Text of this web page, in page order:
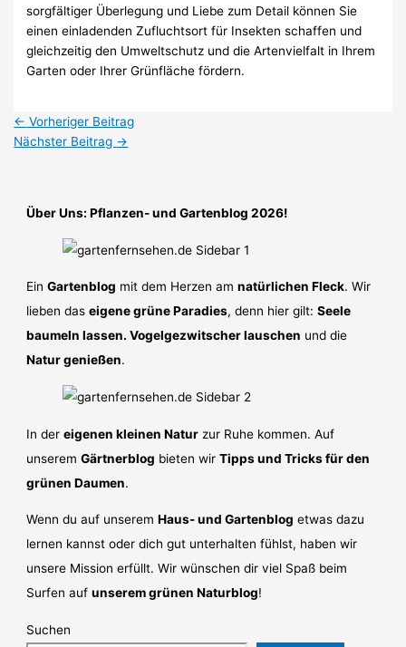
sorgfältiger Überlegung und Liebe zum Detail können Sie
einen einladenden Zufluchtsort für Insekten schaffen und
gleichzeitig den Umweltschutz und die Artenvielfalt in Ihrem
Garten oder Ihrer Grünfläche fördern.
← Vorheriger Beitrag
Nächster Beitrag →
Über Uns: Pflanzen- und Gartenblog 2026!
EinGartenblog mit dem Herzen amnatürlichen Fleck. Wir
lieben daseigene grüne Paradies, denn hier gilt:Seele
baumeln lassen. Vogelgezwitscher lauschen und die
Natur genießen.
In dereigenen kleinen Natur zur Ruhe kommen. Auf
unseremGärtnerblog bieten wirTipps und Tricks für den
grünen Daumen.
Wenn du auf unseremHaus- und Gartenblog etwas dazu
lernen kannst oder dich gut unterhalten fühlst, haben wir
unsere Mission erfüllt. Wir wünschen dir viel Spaß beim
Surfen aufunserem grünen Naturblog!
Suchen